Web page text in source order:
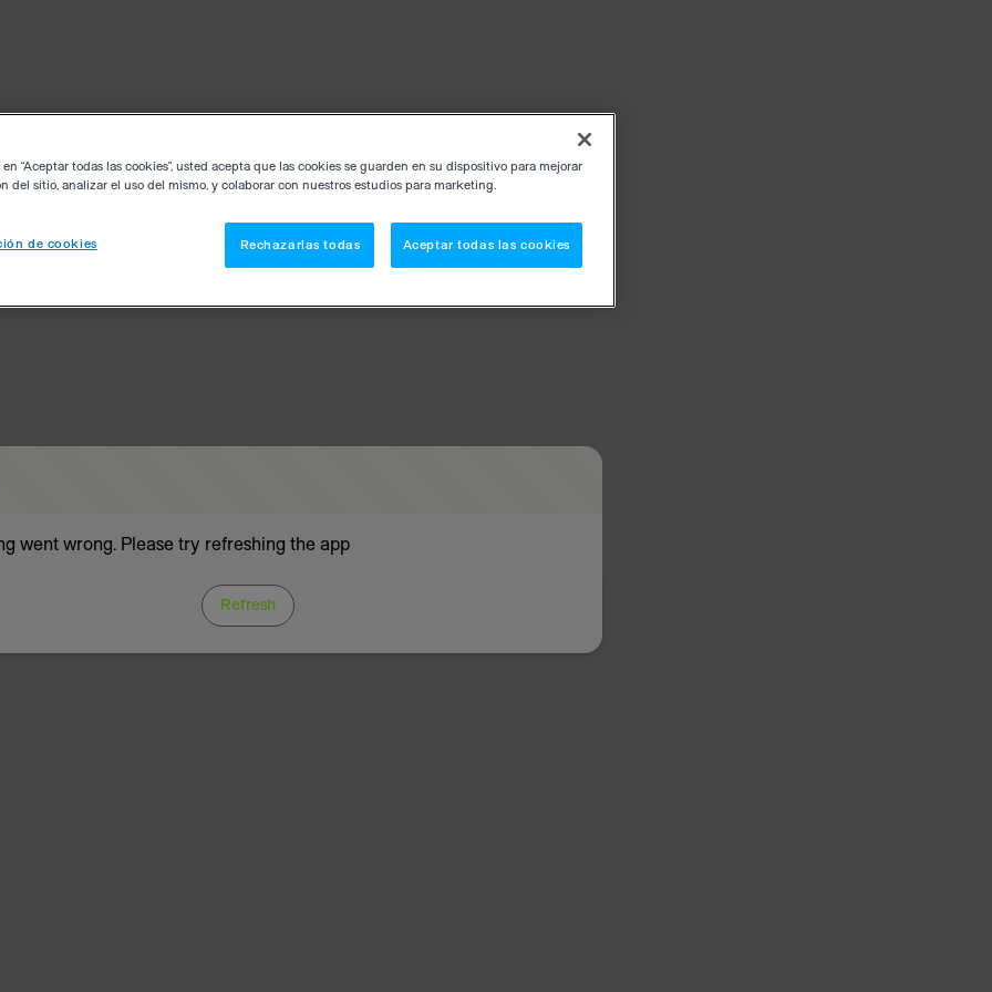
went wrong. Please try refreshing the app
Refresh
“Aceptar todas las cookies”, usted acepta que las cookies se guarden en su dispositivo para mejorar
del sitio, analizar el uso del mismo, y colaborar con nuestros estudios para marketing.
de cookies Rechazarlas todas Aceptar todas las cookies